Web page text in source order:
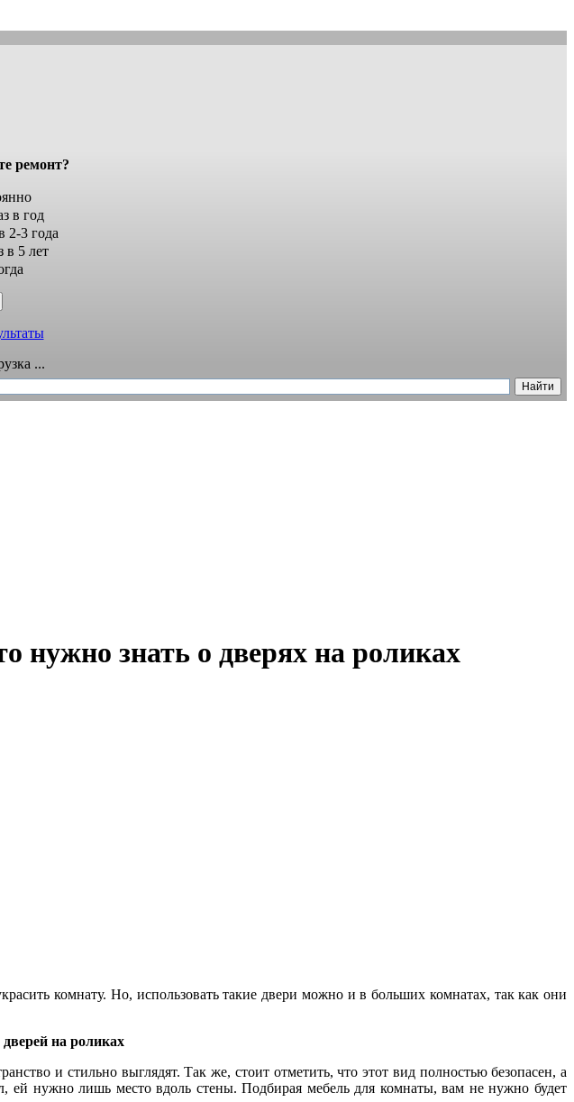
ремонт?
в год
2-3 года
в 5 лет
...
нужно знать о дверях на роликах
комнату. Но, использовать такие двери можно и в больших комнатах, так как они
на роликах
и стильно выглядят. Так же, стоит отметить, что этот вид полностью безопасен, а
ей нужно лишь место вдоль стены. Подбирая мебель для комнаты, вам не нужно будет